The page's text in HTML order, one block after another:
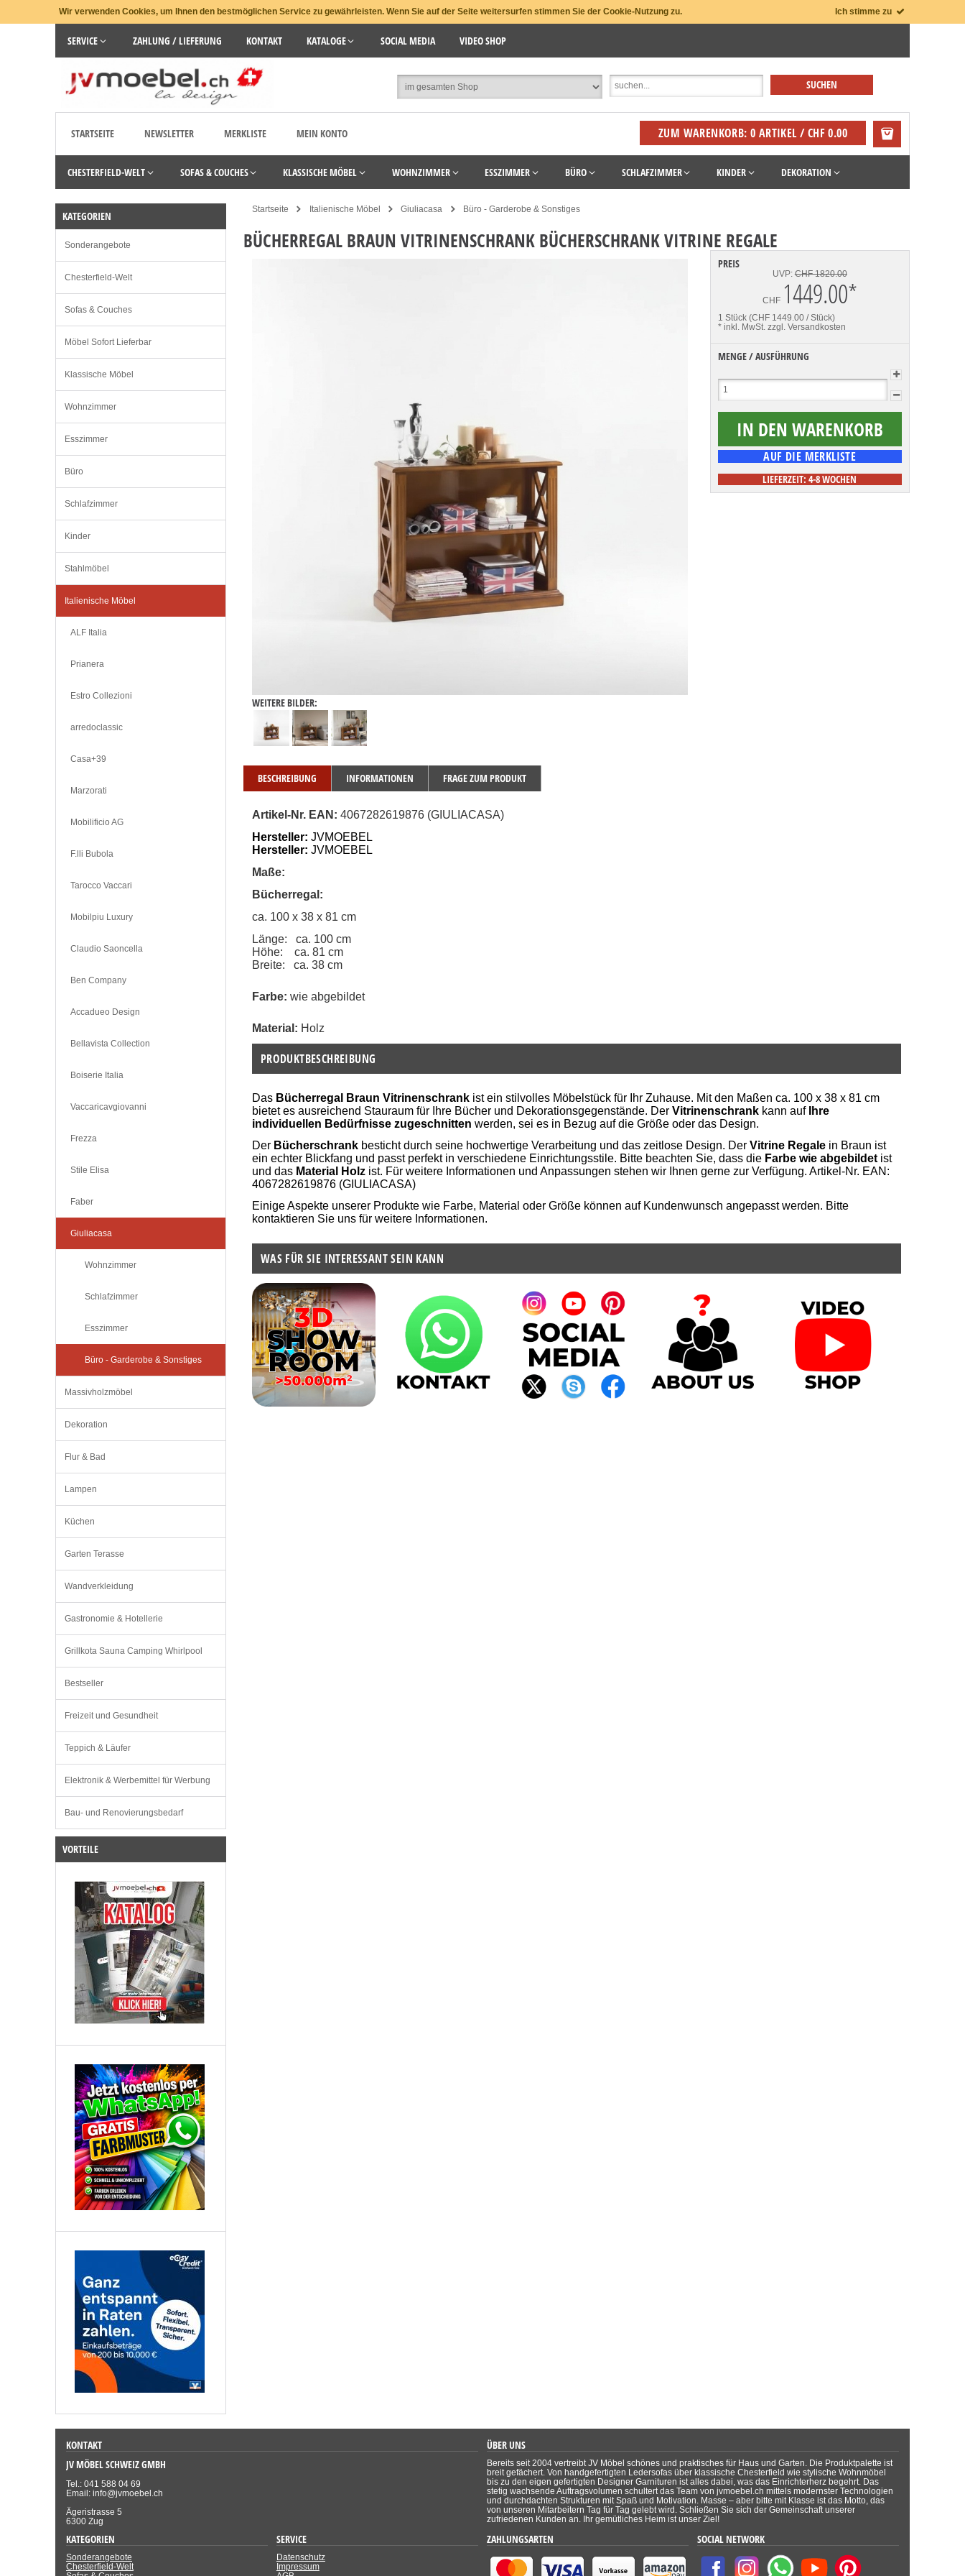
Wir verwenden Cookies, um Ihnen den bestmöglichen Service zu gewährleisten. Wenn Sie auf der Seite weitersurfen stimmen Sie der Cookie-Nutzung zu. Ich stimme zu
SERVICE ZAHLUNG / LIEFERUNG KONTAKT KATALOGE SOCIAL MEDIA VIDEO SHOP
STARTSEITE NEWSLETTER MERKLISTE MEIN KONTO ZUM WARENKORB: 0 ARTIKEL / CHF 0.00
CHESTERFIELD-WELT SOFAS & COUCHES KLASSISCHE MÖBEL WOHNZIMMER ESSZIMMER BÜRO SCHLAFZIMMER KINDER DEKORATION
Startseite Italienische Möbel Giuliacasa Büro - Garderobe & Sonstiges
BÜCHERREGAL BRAUN VITRINENSCHRANK BÜCHERSCHRANK VITRINE REGALE
WEITERE BILDER:
PREIS
UVP:CHF 1820.00
CHF 1449.00*
1 Stück (CHF 1449.00 / Stück)
* inkl. MwSt. zzgl. Versandkosten
MENGE / AUSFÜHRUNG
LIEFERZEIT: 4-8 WOCHEN
BESCHREIBUNG INFORMATIONEN FRAGE ZUM PRODUKT
Artikel-Nr. EAN: 4067282619876 (GIULIACASA)
Hersteller: JVMOEBEL
Hersteller: JVMOEBEL
Maße:
Bücherregal:
ca. 100 x 38 x 81 cm
Länge:   ca. 100 cm
Höhe:    ca. 81 cm
Breite:   ca. 38 cm
Farbe: wie abgebildet
Material: Holz
PRODUKTBESCHREIBUNG
Das Bücherregal Braun Vitrinenschrankist ein stilvolles Möbelstück für Ihr Zuhause. Mit den Maßen ca. 100 x 38 x 81 cm
bietet es ausreichend Stauraum für Ihre Bücher und Dekorationsgegenstände. Der Vitrinenschrankkann auf Ihre
individuellen Bedürfnisse zugeschnitten werden, sei es in Bezug auf die Größe oder das Design.
Der Bücherschrankbesticht durch seine hochwertige Verarbeitung und das zeitlose Design. Der Vitrine Regalein Braun ist
ein echter Blickfang und passt perfekt in verschiedene Einrichtungsstile. Bitte beachten Sie, dass die Farbe wie abgebildetist
und das Material Holzist. Für weitere Informationen und Anpassungen stehen wir Ihnen gerne zur Verfügung. Artikel-Nr. EAN:
4067282619876 (GIULIACASA)
Einige Aspekte unserer Produkte wie Farbe, Material oder Größe können auf Kundenwunsch angepasst werden. Bitte
kontaktieren Sie uns für weitere Informationen.
WAS FÜR SIE INTERESSANT SEIN KANN
KATEGORIEN
Sonderangebote
Chesterfield-Welt
Sofas & Couches
Möbel Sofort Lieferbar
Klassische Möbel
Wohnzimmer
Esszimmer
Büro
Schlafzimmer
Kinder
Stahlmöbel
Italienische Möbel
ALF Italia
Prianera
Estro Collezioni
arredoclassic
Casa+39
Marzorati
Mobilificio AG
F.lli Bubola
Tarocco Vaccari
Mobilpiu Luxury
Claudio Saoncella
Ben Company
Accadueo Design
Bellavista Collection
Boiserie Italia
Vaccaricavgiovanni
Frezza
Stile Elisa
Faber
Giuliacasa
Wohnzimmer
Schlafzimmer
Esszimmer
Büro - Garderobe & Sonstiges
Massivholzmöbel
Dekoration
Flur & Bad
Lampen
Küchen
Garten Terasse
Wandverkleidung
Gastronomie & Hotellerie
Grillkota Sauna Camping Whirlpool
Bestseller
Freizeit und Gesundheit
Teppich & Läufer
Elektronik & Werbemittel für Werbung
Bau- und Renovierungsbedarf
VORTEILE
KONTAKT
JV MÖBEL SCHWEIZ GMBH
Tel.: 041 588 04 69
Email: info@jvmoebel.ch
Ägeristrasse 5
6300 Zug
ÜBER UNS
Bereits seit 2004 vertreibt JV Möbel schönes und praktisches für Haus und Garten. Die Produktpalette ist
breit gefächert. Von handgefertigten Ledersofas über klassische Chesterfield wie stylische Wohnmöbel
bis zu den eigen gefertigten Designer Garnituren ist alles dabei, was das Einrichterherz begehrt. Das
stetig wachsende Auftragsvolumen schultert das Team von jvmoebel.ch mittels modernster Technologien
und durchdachten Strukturen mit Spaß und Motivation. Masse – aber bitte mit Klasse ist das Motto, das
von unseren Mitarbeitern Tag für Tag gelebt wird. Schließen Sie sich der Gemeinschaft unserer
zufriedenen Kunden an. Ihr gemütliches Heim ist unser Ziel!
KATEGORIEN
Sonderangebote
Chesterfield-Welt
SERVICE
Datenschutz
Impressum
ZAHLUNGSARTEN SOCIAL NETWORK